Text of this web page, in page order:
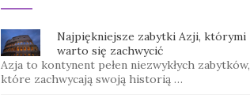
Najpiękniejsze zabytki Azji, którymi
warto się zachwycić
Azja to kontynent pełen niezwykłych zabytków,
które zachwycają swoją historią …